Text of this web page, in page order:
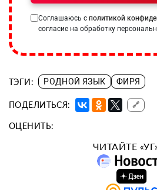
Соглашаюсь с политикой
согласие на обработку
ТЭГИ: РОДНОЙ ЯЗЫК ФИРЯ
ПОДЕЛИТЬСЯ: 🔗
ОЦЕНИТЬ:
ЧИТАЙТЕ